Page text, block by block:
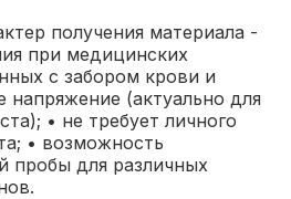
получения материала -
при медицинских
с забором крови и
напряжение (актуально для
• не требует личного
• возможность
пробы для различных